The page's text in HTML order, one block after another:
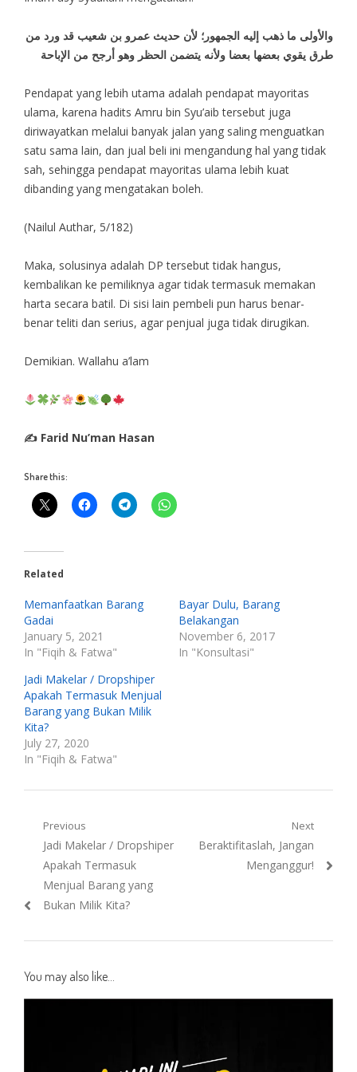
والأولى ما ذهب إليه الجمهور؛ لأن حديث عمرو بن شعيب قد ورد من
طرق يقوي بعضها بعضا ولأنه يتضمن الحظر وهو أرجح من الإباحة
Pendapat yang lebih utama adalah pendapat mayoritas
ulama, karena hadits Amru bin Syu’aib tersebut juga
diriwayatkan melalui banyak jalan yang saling menguatkan
satu sama lain, dan jual beli ini mengandung hal yang tidak
sah, sehingga pendapat mayoritas ulama lebih kuat
dibanding yang mengatakan boleh.
(Nailul Authar, 5/182)
Maka, solusinya adalah DP tersebut tidak hangus,
kembalikan ke pemiliknya agar tidak termasuk memakan
harta secara batil. Di sisi lain pembeli pun harus benar-
benar teliti dan serius, agar penjual juga tidak dirugikan.
Demikian. Wallahu a’lam
✍ Farid Nu’man Hasan
Share this:
Related
Memanfaatkan Barang
Gadai
January 5, 2021
In "Fiqih & Fatwa"
Bayar Dulu, Barang
Belakangan
November 6, 2017
In "Konsultasi"
Jadi Makelar / Dropshiper
Apakah Termasuk Menjual
Barang yang Bukan Milik
Kita?
July 27, 2020
In "Fiqih & Fatwa"
Post
navigation
Previous
Previous
post:
Jadi Makelar / Dropshiper
Apakah Termasuk
Menjual Barang yang
Bukan Milik Kita?
Next
Next
Beraktifitaslah, Jangan
Menganggur!
You may also like...